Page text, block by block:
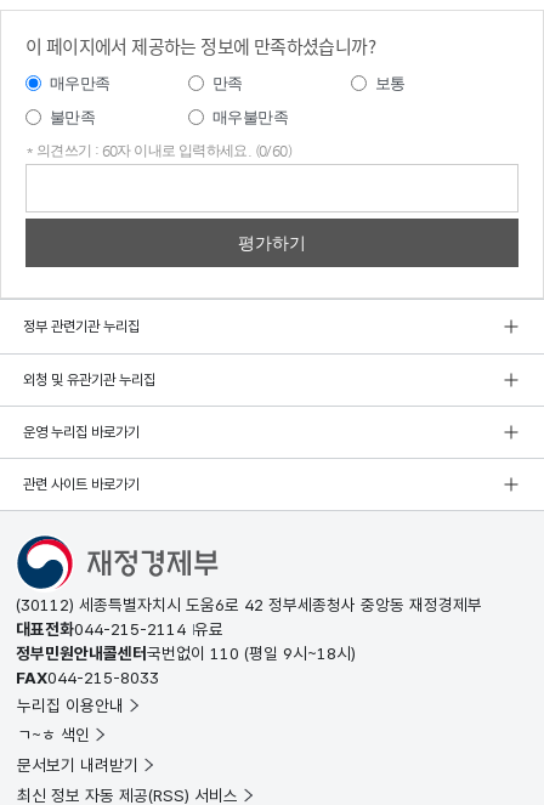
이 페이지에서 제공하는 정보에 만족하셨습니까?
매우만족 만족
보통
불만족
매우불만족
* 의견쓰기 : 60자 이내로 입력하세요. (0/60)
정부 관련기관 누리집
외청 및 유관기관 누리집
운영 누리집 바로가기
관련 사이트 바로가기
(30112) 세종특별자치시 도움6로 42 정부세종청사 중앙동 재정경제부
대표전화044-215-2114 유료
정부민원안내콜센터국번없이 110 (평일 9시~18시)
FAX044-215-8033
누리집 이용안내
ㄱ~ㅎ 색인
문서보기 내려받기
최신 정보 자동 제공(RSS) 서비스